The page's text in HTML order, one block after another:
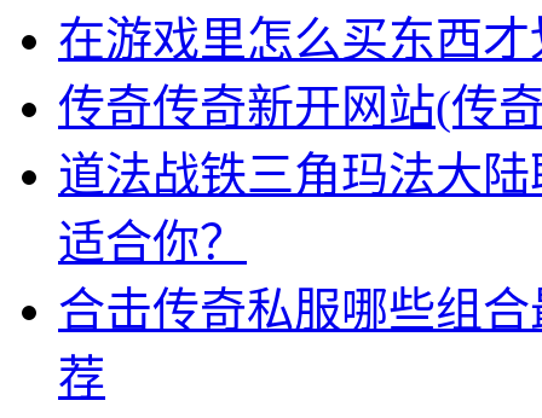
在游戏里怎么买东西
传奇传奇新开网站(传
道法战铁三角玛法大
适合你？
合击传奇私服哪些组
荐